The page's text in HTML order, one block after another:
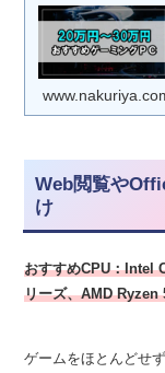
Web閲覧や
け
おすすめCPU：Intel
リーズ、AMD
ゲームをほとんどせ